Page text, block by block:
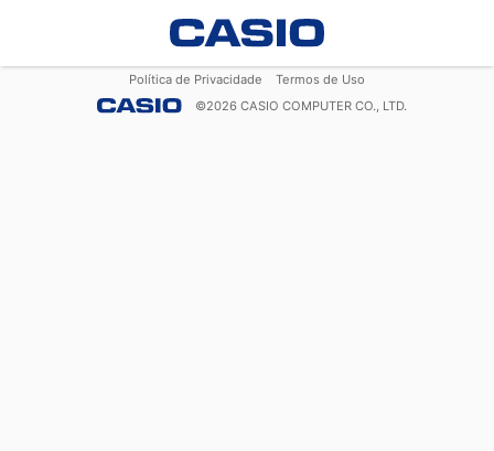
Política de Privacidade
Termos de Uso
©2026 CASIO COMPUTER CO., LTD.